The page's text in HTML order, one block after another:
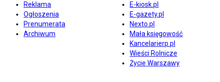
Reklama
Ogłoszenia
Prenumerata
Archiwum
E-kiosk.pl
E-gazety.pl
Nexto.pl
Mała księgowość
Kancelarierp.pl
Wieści Rolnicze
Życie Warszawy